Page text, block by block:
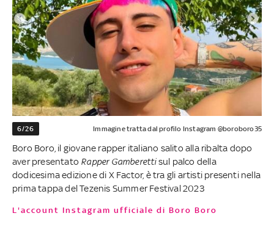
6/26 Immagine tratta dal profilo Instagram @boroboro35
Boro Boro, il giovane rapper italiano salito alla ribalta dopo
aver presentato Rapper Gamberettisul palco della
dodicesima edizione di X Factor, è tra gli artisti presenti nella
prima tappa del Tezenis Summer Festival 2023
L'account Instagram ufficiale di Boro Boro